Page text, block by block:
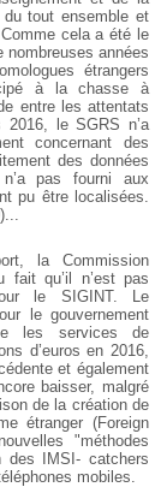
tout ensemble et
cela a été le
années
étrangers
à la chasse à
entre les attentats
le SGRS n’a
concernant des
des données
pas fourni aux
pu être localisées.
la Commission
fait qu’il n’est pas
le SIGINT. Le
le gouvernement
les services de
d’euros en 2016,
et également
baisser, malgré
de la création de
étranger (Foreign
"méthodes
des IMSI- catchers
mobiles.